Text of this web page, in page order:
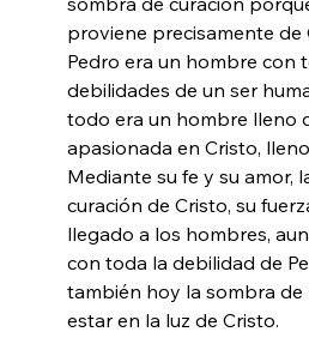
proviene precisamente de
Pedro era un hombre con
debilidades de un ser
todo era un hombre lleno
apasionada en Cristo,
Mediante su fe y su amor,
curación de Cristo, su
llegado a los hombres,
con toda la debilidad de
también hoy la sombra de
estar en la luz de Cristo.